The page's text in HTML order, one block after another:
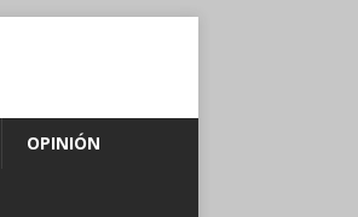
OPINIÓN